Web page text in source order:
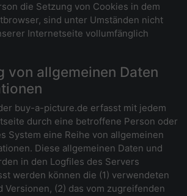
die Setzung von Cookies in dem
sind unter Umständen nicht
Internetseite vollumfänglich
von allgemeinen Daten
buy-a-picture.de erfasst mit jedem
durch eine betroffene Person oder
System eine Reihe von allgemeinen
Diese allgemeinen Daten und
in den Logfiles des Servers
werden können die (1) verwendeten
Versionen, (2) das vom zugreifenden